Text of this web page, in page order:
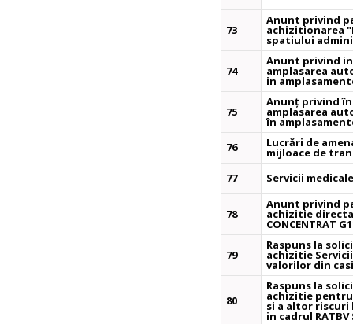
73
Anunt privind
achizitionarea
spatiului
74
Anunt privind
amplasarea
in
75
Anunț privind
amplasarea
în
76
Lucrări de
mijloace de
77
Servicii
78
Anunt privind
achizitie
CONCENTRAT
79
Raspuns la
achizitie
valorilor din
80
Raspuns la
achizitie
si a altor
in cadrul RATBV